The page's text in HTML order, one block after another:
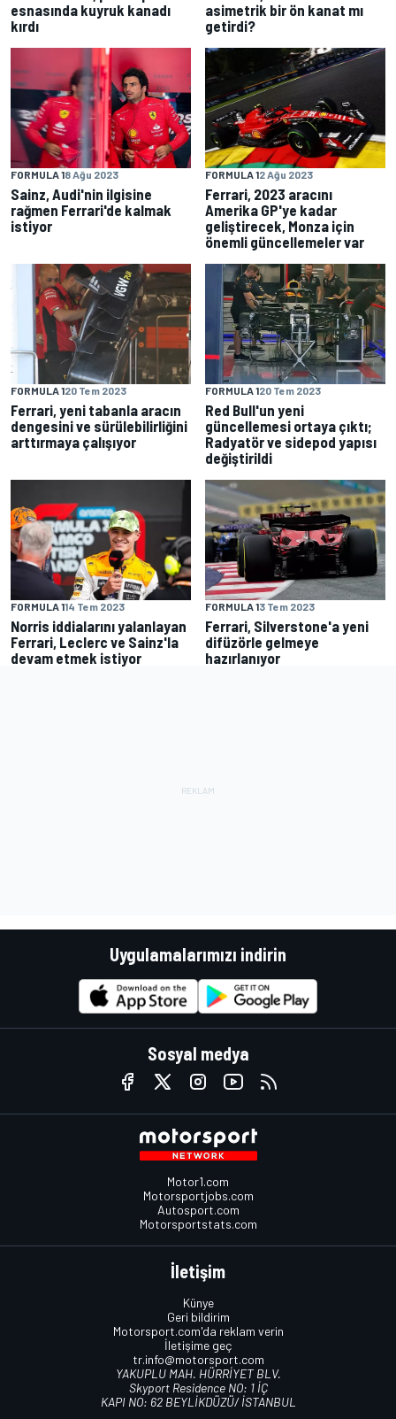
esnasında kuyruk kanadı
kırdı
asimetrik bir ön kanat mı
getirdi?
FORMULA 18 Ağu 2023
Sainz, Audi'nin ilgisine
rağmen Ferrari'de kalmak
istiyor
FORMULA 12 Ağu 2023
Ferrari, 2023 aracını
Amerika GP'ye kadar
geliştirecek, Monza için
önemli güncellemeler var
FORMULA 120 Tem 2023
Ferrari, yeni tabanla aracın
dengesini ve sürülebilirliğini
arttırmaya çalışıyor
FORMULA 120 Tem 2023
Red Bull'un yeni
güncellemesi ortaya çıktı;
Radyatör ve sidepod yapısı
değiştirildi
FORMULA 114 Tem 2023
Norris iddialarını yalanlayan
Ferrari, Leclerc ve Sainz'la
devam etmek istiyor
FORMULA 13 Tem 2023
Ferrari, Silverstone'a yeni
difüzörle gelmeye
hazırlanıyor
Uygulamalarımızı indirin
Sosyal medya
Motor1.com
Motorsportjobs.com
Autosport.com
Motorsportstats.com
İletişim
Künye
Geri bildirim
Motorsport.com'da reklam verin
İletişime geç
tr.info@motorsport.com
YAKUPLU MAH. HÜRRİYET BLV.
Skyport Residence NO: 1 İÇ
KAPI NO: 62 BEYLİKDÜZÜ/ İSTANBUL